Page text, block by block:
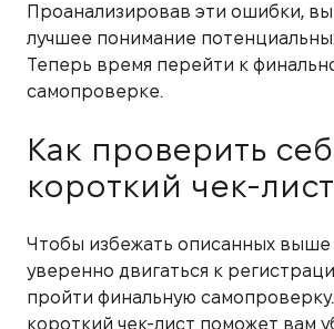
Проанализировав эти ошибки,
лучшее понимание
Теперь время перейти к
самопроверке.
Как проверить
короткий чек-лист
Чтобы избежать описанных
уверенно двигаться к
пройти финальную
короткий чек-лист поможет вам